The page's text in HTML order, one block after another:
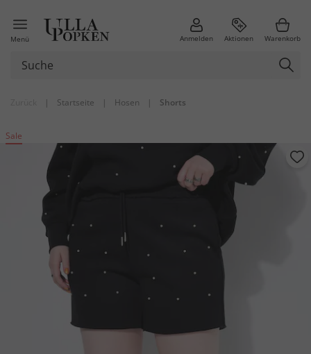
Menü Anmelden Aktionen Warenkorb
| Startseite | Hosen | Shorts
Sale